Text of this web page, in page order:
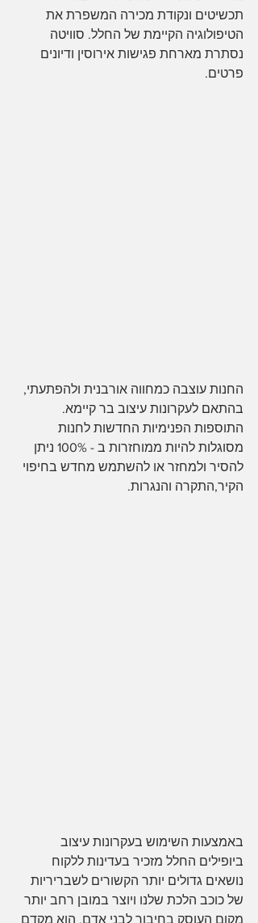
תכשיטים ונקודת מכירה המשפרת את
הטיפולוגיה הקיימת של החלל. סוויטה
נסתרת מארחת פגישות אירוסין ודיונים
פרטים.
החנות עוצבה כמחווה אורבנית ולהפתעתי,
בהתאם לעקרונות עיצוב בר קיימא.
התוספות הפנימיות החדשות לחנות
מסוגלות להיות ממוחזרות ב - 100% ניתן
להסיר ולמחזר או להשתמש מחדש בחיפוי
הקיר,התקרה והנגרות.
באמצעות השימוש בעקרונות עיצוב
ביופילים החלל מזכיר בעדינות ללקוח
נושאים גדולים יותר הקשורים לשבריריות
של כוכב הלכת שלנו ויוצר במובן רחב יותר
מקום העוסק בחיבור לבני אדם. הוא מקדם